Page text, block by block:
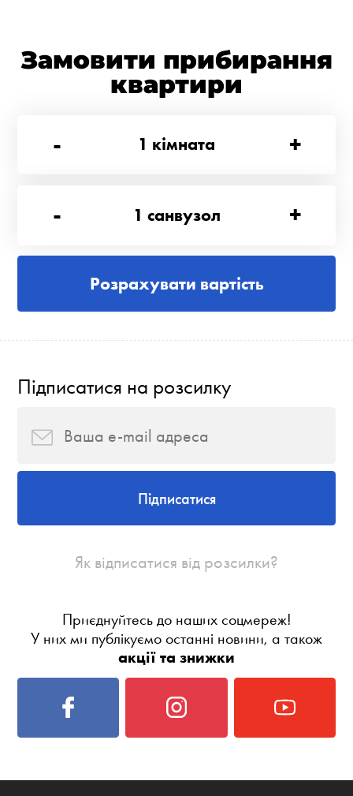
Замовити прибирання
квартири
-
1 кімната +
- 1 санвузол +
Розрахувати вартість
Підписатися на розсилку
Підписатися
Як відписатися від розсилки?
Приєднуйтесь до наших соцмереж!
У них ми публікуємо останні новини, а також
акції та знижки